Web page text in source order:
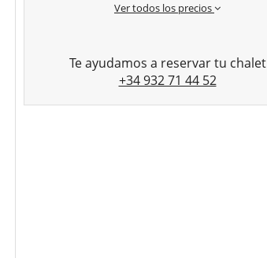
Ver todos los precios
Te ayudamos a reservar tu chalet
+34 932 71 44 52